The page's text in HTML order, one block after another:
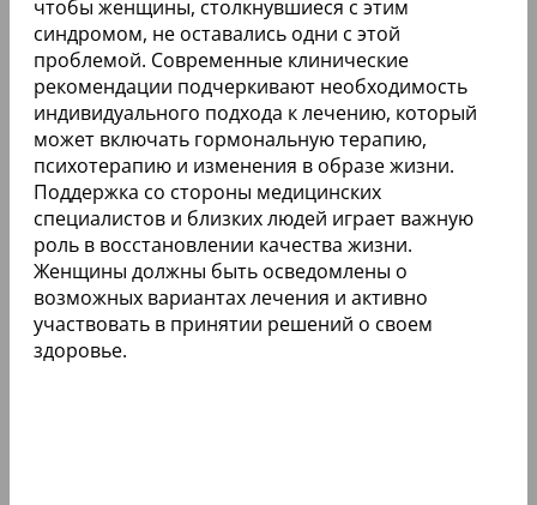
чтобы женщины, столкнувшиеся с этим
синдромом, не оставались одни с этой
проблемой. Современные клинические
рекомендации подчеркивают необходимость
индивидуального подхода к лечению, который
может включать гормональную терапию,
психотерапию и изменения в образе жизни.
Поддержка со стороны медицинских
специалистов и близких людей играет важную
роль в восстановлении качества жизни.
Женщины должны быть осведомлены о
возможных вариантах лечения и активно
участвовать в принятии решений о своем
здоровье.